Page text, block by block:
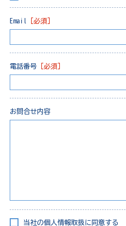
Email ［必須］
電話番号 ［必須］
お問合せ内容
当社の個人情報取扱に同意する